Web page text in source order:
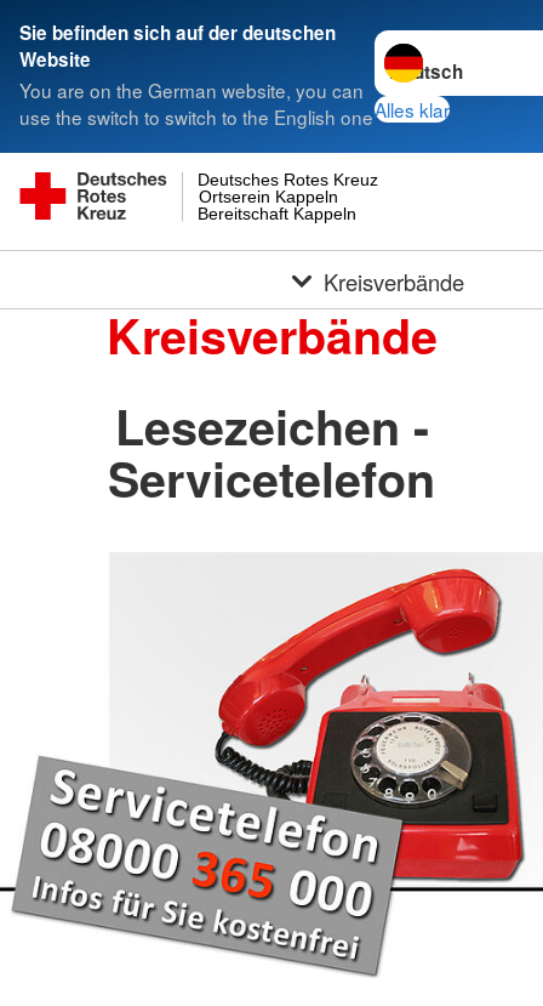
Sie befinden sich auf der deutschen
Website
You are on the German website, you can
use the switch to switch to the English one
Sprache wechseln
Alles klar
Bereitschaft Kappeln
Ortserein Kappeln
Deutsches Rotes Kreuz
Kreisverbände
Kreisverbände
Lesezeichen -
Servicetelefon